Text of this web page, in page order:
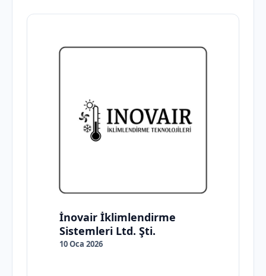
İnovair İklimlendirme
Sistemleri Ltd. Şti.
10 Oca 2026